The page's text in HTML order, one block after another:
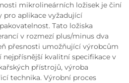
mikrolineárních ložisek je činí
aplikace vyžadující
Tato ložiska
v rozmezí plus/minus dva
přesnosti umožňující výrobcům
kvalitní specifikace v
přístrojů, výroba
technika. Výrobní proces